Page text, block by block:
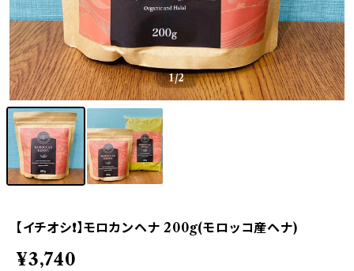
1/2
【イチオシ❗️】モロカンヘナ 200g(モロッコ産ヘナ)
¥3,740